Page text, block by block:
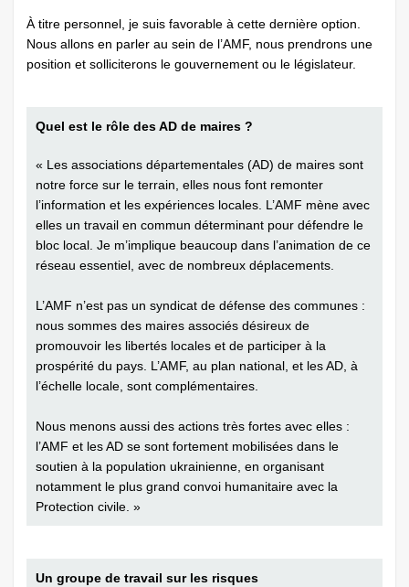
À titre personnel, je suis favorable à cette dernière option.
Nous allons en parler au sein de l’AMF, nous prendrons une
position et solliciterons le gouvernement ou le ­législateur.
Quel est le rôle des AD de maires ?
« Les associations départementales (AD) de maires sont
notre force sur le terrain, elles nous font remonter
l’information et les expériences locales. L’AMF mène avec
elles un travail en commun déterminant pour défendre le
bloc local. Je m’implique beaucoup dans l’animation de ce
réseau essentiel, avec de nombreux déplacements.
L’AMF n’est pas un syndicat de défense des communes :
nous sommes des maires associés désireux de
promouvoir les libertés locales et de participer à la
prospérité du pays. L’AMF, au plan national, et les AD, à
l’échelle locale, sont complémentaires.
Nous menons aussi des actions très fortes avec elles :
l’AMF et les AD se sont fortement mobilisées dans le
soutien à la population ukrainienne, en organisant
notamment le plus grand convoi humanitaire avec la
Protection civile. »
Un groupe de travail sur les risques